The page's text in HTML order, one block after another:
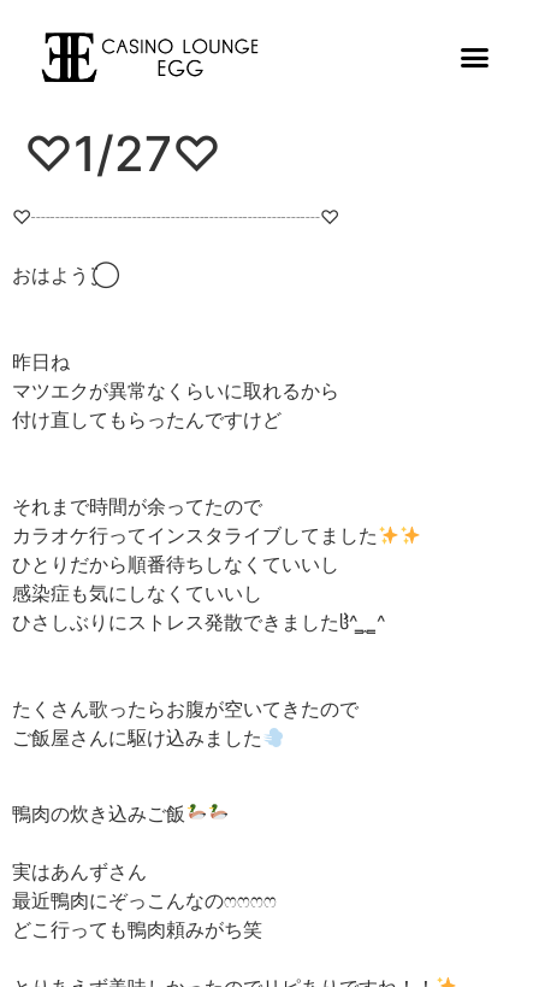
♡1/27♡
♡┈┈┈┈┈┈┈┈┈┈┈┈┈┈┈♡
おはよう¨̮⃝
昨日ね
マツエクが異常なくらいに取れるから
付け直してもらったんですけど
それまで時間が余ってたので
カラオケ行ってインスタライブしてました
ひとりだから順番待ちしなくていいし
感染症も気にしなくていいし
ひさしぶりにストレス発散できましたჱ̒^ ̳ ̫ ̳^
たくさん歌ったらお腹が空いてきたので
ご飯屋さんに駆け込みました
鴨肉の炊き込みご飯
実はあんずさん
最近鴨肉にぞっこんなの‪ෆ‪‪ෆ‪‪ෆ‪‪ෆ‪
どこ行っても鴨肉頼みがち笑